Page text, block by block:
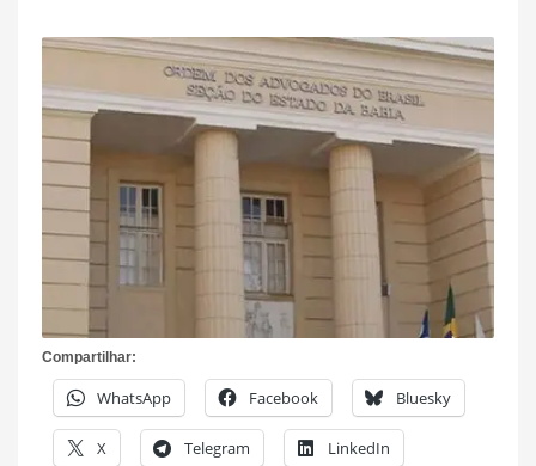
Compartilhar:
WhatsApp Facebook Bluesky
X Telegram LinkedIn